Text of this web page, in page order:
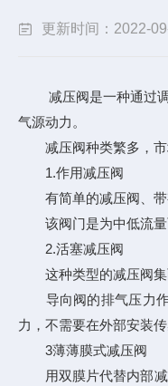
更新时间：2022-
减压阀是一种通过调
气源动力。
减压阀种类繁多，市
1.作用减压阀
有简单的减压阀、带
该阀门是为中低流量
2.活塞减压阀
这种类型的减压阀集
导向阀的排气压力作
力，不需要在外部安装传
3薄薄膜式减压阀
用双膜片代替内部减